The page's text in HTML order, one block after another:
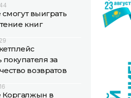
смогут выиграть
книг
покупателя за
возвратов
Коргалжын в